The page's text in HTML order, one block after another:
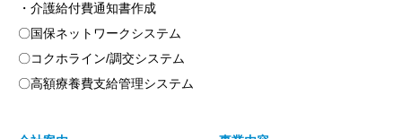
・介護給付費通知書作成
〇国保ネットワークシステム
〇コクホライン/調交システム
〇高額療養費支給管理システム